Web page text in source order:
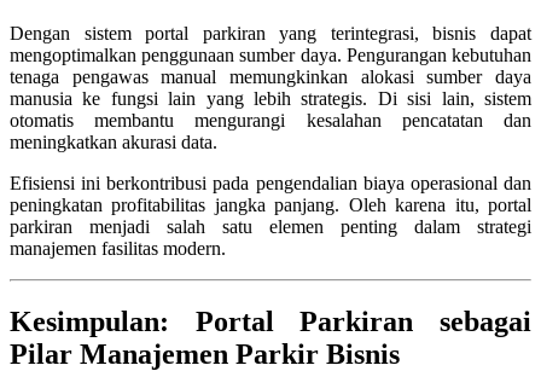
Dengan sistem portal parkiran yang terintegrasi, bisnis dapat
mengoptimalkan penggunaan sumber daya. Pengurangan kebutuhan
tenaga pengawas manual memungkinkan alokasi sumber daya
manusia ke fungsi lain yang lebih strategis. Di sisi lain, sistem
otomatis membantu mengurangi kesalahan pencatatan dan
meningkatkan akurasi data.
Efisiensi ini berkontribusi pada pengendalian biaya operasional dan
peningkatan profitabilitas jangka panjang. Oleh karena itu, portal
parkiran menjadi salah satu elemen penting dalam strategi
manajemen fasilitas modern.
Kesimpulan: Portal Parkiran sebagai
Pilar Manajemen Parkir Bisnis